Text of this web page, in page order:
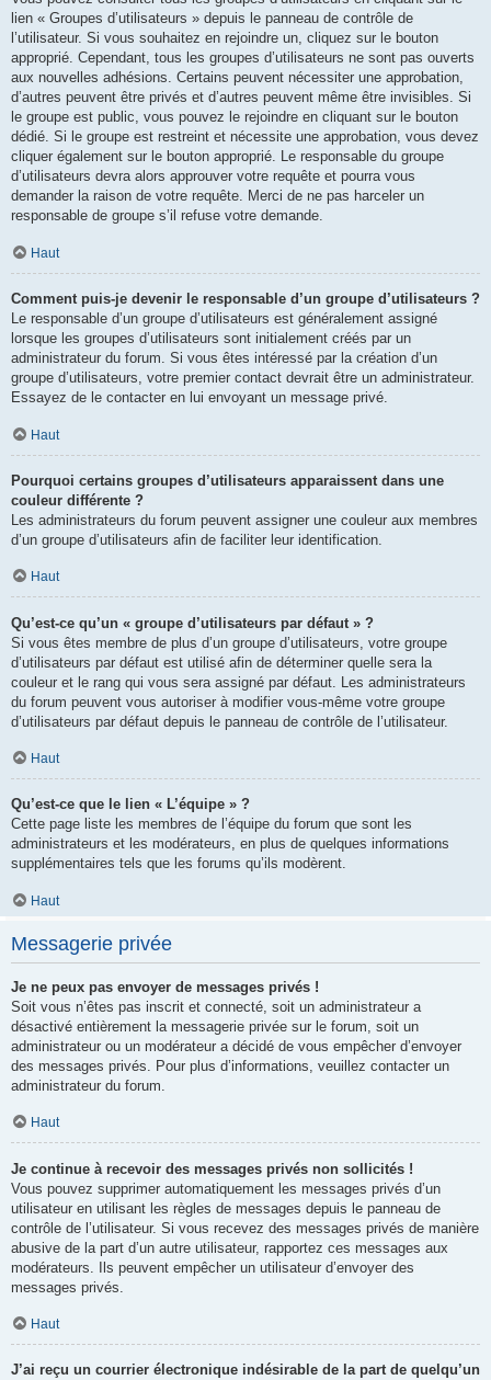
lien « Groupes d’utilisateurs » depuis le panneau de contrôle de
l’utilisateur. Si vous souhaitez en rejoindre un, cliquez sur le bouton
approprié. Cependant, tous les groupes d’utilisateurs ne sont pas ouverts
aux nouvelles adhésions. Certains peuvent nécessiter une approbation,
d’autres peuvent être privés et d’autres peuvent même être invisibles. Si
le groupe est public, vous pouvez le rejoindre en cliquant sur le bouton
dédié. Si le groupe est restreint et nécessite une approbation, vous devez
cliquer également sur le bouton approprié. Le responsable du groupe
d’utilisateurs devra alors approuver votre requête et pourra vous
demander la raison de votre requête. Merci de ne pas harceler un
responsable de groupe s’il refuse votre demande.
Haut
Comment puis-je devenir le responsable d’un groupe d’utilisateurs ?
Le responsable d’un groupe d’utilisateurs est généralement assigné
lorsque les groupes d’utilisateurs sont initialement créés par un
administrateur du forum. Si vous êtes intéressé par la création d’un
groupe d’utilisateurs, votre premier contact devrait être un administrateur.
Essayez de le contacter en lui envoyant un message privé.
Haut
Pourquoi certains groupes d’utilisateurs apparaissent dans une
couleur différente ?
Les administrateurs du forum peuvent assigner une couleur aux membres
d’un groupe d’utilisateurs afin de faciliter leur identification.
Haut
Qu’est-ce qu’un « groupe d’utilisateurs par défaut » ?
Si vous êtes membre de plus d’un groupe d’utilisateurs, votre groupe
d’utilisateurs par défaut est utilisé afin de déterminer quelle sera la
couleur et le rang qui vous sera assigné par défaut. Les administrateurs
du forum peuvent vous autoriser à modifier vous-même votre groupe
d’utilisateurs par défaut depuis le panneau de contrôle de l’utilisateur.
Haut
Qu’est-ce que le lien « L’équipe » ?
Cette page liste les membres de l’équipe du forum que sont les
administrateurs et les modérateurs, en plus de quelques informations
supplémentaires tels que les forums qu’ils modèrent.
Haut
Messagerie privée
Je ne peux pas envoyer de messages privés !
Soit vous n’êtes pas inscrit et connecté, soit un administrateur a
désactivé entièrement la messagerie privée sur le forum, soit un
administrateur ou un modérateur a décidé de vous empêcher d’envoyer
des messages privés. Pour plus d’informations, veuillez contacter un
administrateur du forum.
Haut
Je continue à recevoir des messages privés non sollicités !
Vous pouvez supprimer automatiquement les messages privés d’un
utilisateur en utilisant les règles de messages depuis le panneau de
contrôle de l’utilisateur. Si vous recevez des messages privés de manière
abusive de la part d’un autre utilisateur, rapportez ces messages aux
modérateurs. Ils peuvent empêcher un utilisateur d’envoyer des
messages privés.
Haut
J’ai reçu un courrier électronique indésirable de la part de quelqu’un